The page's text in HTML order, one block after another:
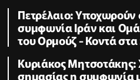
Πετρέλαιο: Υποχωρούν
συμφωνία Ιράν και
του Ορμούζ - Κοντά
Κυριάκος Μητσοτάκης:
σημασίας η συμφωνία